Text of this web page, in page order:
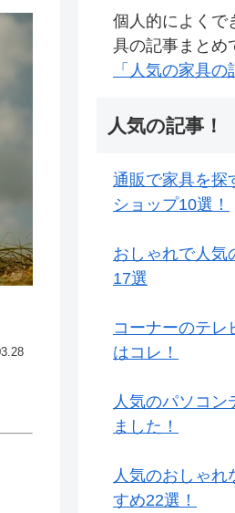
個人的によくで
具の記事まとめ
「人気の家具
人気の記事！
通販で家具を探
ショップ10選！
おしゃれで人気
17選
コーナーのテレ
はコレ！
人気のパソコ
ました！
人気のおしゃれ
すめ22選！